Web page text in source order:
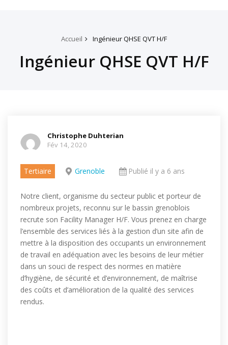
Accueil Ingénieur QHSE QVT H/F
Ingénieur QHSE QVT H/F
Christophe Duhterian
Fév 14, 2020
Tertiaire Grenoble Publié il y a 6 ans
Notre client, organisme du secteur public et porteur de
nombreux projets, reconnu sur le bassin grenoblois
recrute son Facility Manager H/F. Vous prenez en charge
l’ensemble des services liés à la gestion d’un site afin de
mettre à la disposition des occupants un environnement
de travail en adéquation avec les besoins de leur métier
dans un souci de respect des normes en matière
d’hygiène, de sécurité et d’environnement, de maîtrise
des coûts et d’amélioration de la qualité des services
rendus.